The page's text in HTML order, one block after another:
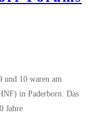
und 10 waren am
in Paderborn. Das
Jahre